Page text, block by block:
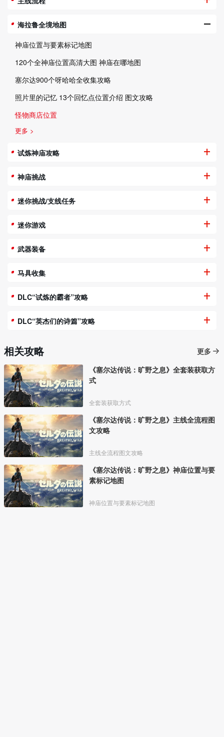
海拉鲁全境地图
神庙位置与要素标记地图
120个全神庙位置高清大图 神庙在哪地图
塞尔达900个呀哈哈全收集攻略
照片里的记忆 13个回忆点位置介绍 图文攻略
怪物商店位置
更多 >
试炼神庙攻略
神庙挑战
迷你挑战/支线任务
迷你游戏
武器装备
马具收集
DLC“试炼的霸者”攻略
DLC“英杰们的诗篇”攻略
相关攻略
更多
《塞尔达传说：旷野之息》全套装获取方
式
全套装获取方式
《塞尔达传说：旷野之息》主线全流程图
文攻略
主线全流程图文攻略
《塞尔达传说：旷野之息》神庙位置与要
素标记地图
神庙位置与要素标记地图